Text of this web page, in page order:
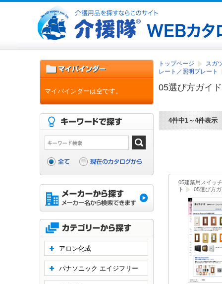
トップページ
スガ
レート／照明プレート
05選び方ガイド
4件中1～4件表示
05建築用スイッ
ト
05選び方
マイバインダーは空です。
アロン化成
パナソニック エイジフリー